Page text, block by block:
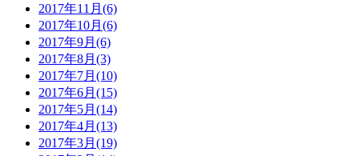
2017年11月(6)
2017年10月(6)
2017年9月(6)
2017年8月(3)
2017年7月(10)
2017年6月(15)
2017年5月(14)
2017年4月(13)
2017年3月(19)